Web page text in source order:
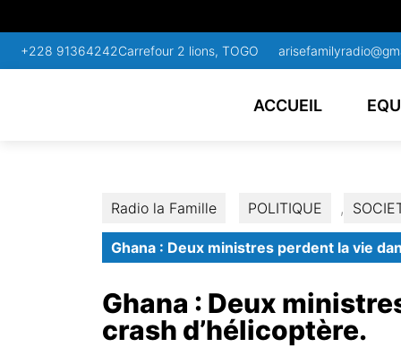
+228 91364242Carrefour 2 lions, TOGO
ACCUEIL
Radio la Famille POLITIQUE ,
Ghana : Deux ministres perdent la vie
Ghana : Deux
crash d’hélicoptère.